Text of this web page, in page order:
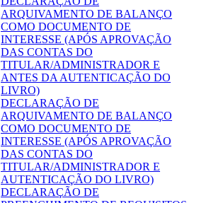
ARQUIVAMENTO DE BALANÇO
COMO DOCUMENTO DE
INTERESSE (APÓS APROVAÇÃO
DAS CONTAS DO
TITULAR/ADMINISTRADOR E
ANTES DA AUTENTICAÇÃO DO
LIVRO)
DECLARAÇÃO DE
ARQUIVAMENTO DE BALANÇO
COMO DOCUMENTO DE
INTERESSE (APÓS APROVAÇÃO
DAS CONTAS DO
TITULAR/ADMINISTRADOR E
AUTENTICAÇÃO DO LIVRO)
DECLARAÇÃO DE